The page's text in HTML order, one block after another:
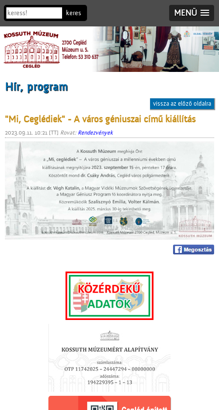
MENÜ
Hír, program
vissza az előző oldalra
"Mi, Ceglédiek" - A város géniuszai című kiállítás
2023.09.11. 10:21 [TT] Rovat: Rendezvények